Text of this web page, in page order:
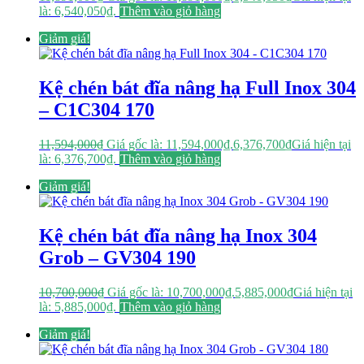
là: 6,540,050₫. Thêm vào giỏ hàng
Giảm giá!
Kệ chén bát đĩa nâng hạ Full Inox 304
– C1C304 170
11,594,000₫ Giá gốc là: 11,594,000₫.6,376,700₫Giá hiện tại
là: 6,376,700₫. Thêm vào giỏ hàng
Giảm giá!
Kệ chén bát đĩa nâng hạ Inox 304
Grob – GV304 190
10,700,000₫ Giá gốc là: 10,700,000₫.5,885,000₫Giá hiện tại
là: 5,885,000₫. Thêm vào giỏ hàng
Giảm giá!